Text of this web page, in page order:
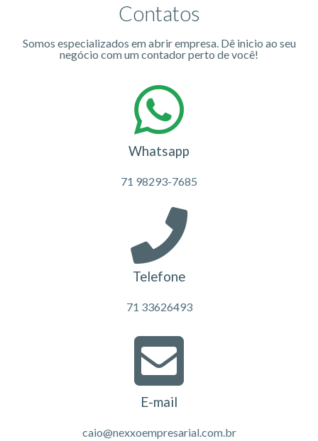
Contatos
Somos especializados em abrir empresa. Dê inicio ao seu
negócio com um contador perto de você!
Whatsapp
71 98293-7685
Telefone
71 33626493
E-mail
caio@nexxoempresarial.com.br